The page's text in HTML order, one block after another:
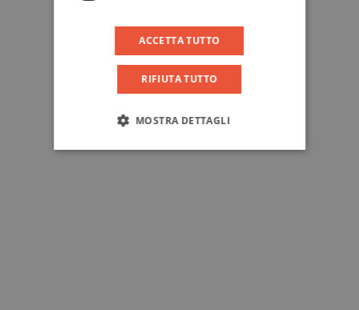
ACCETTA TUTTO
RIFIUTA TUTTO
MOSTRA DETTAGLI